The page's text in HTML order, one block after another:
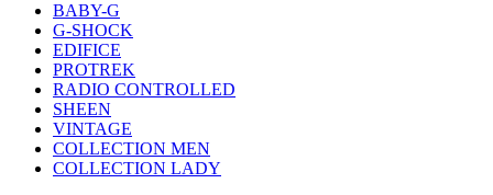
BABY-G
G-SHOCK
EDIFICE
PROTREK
RADIO CONTROLLED
SHEEN
VINTAGE
COLLECTION MEN
COLLECTION LADY